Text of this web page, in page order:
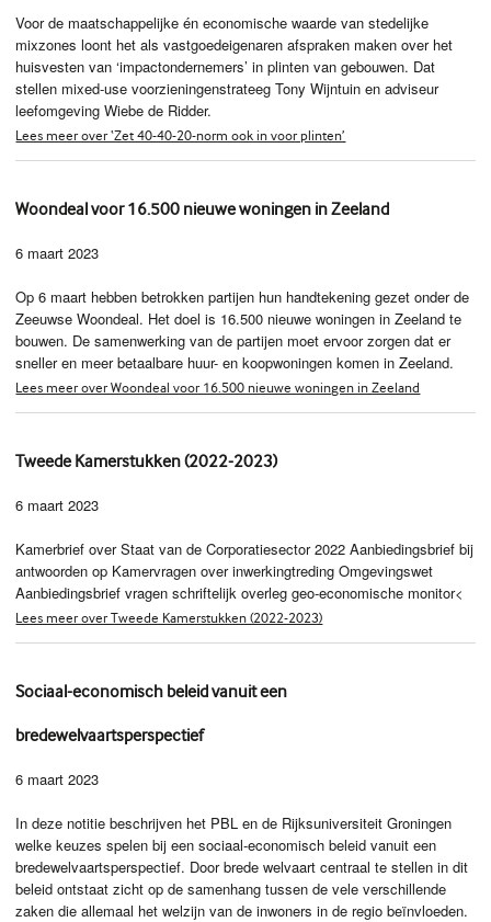
Voor de maatschappelijke én economische waarde van stedelijke
mixzones loont het als vastgoedeigenaren afspraken maken over het
huisvesten van ‘impactondernemers’ in plinten van gebouwen. Dat
stellen mixed-use voorzieningenstrateeg Tony Wijntuin en adviseur
leefomgeving Wiebe de Ridder.
Lees meer over ‘Zet 40-40-20-norm ook in voor plinten’
Woondeal voor 16.500 nieuwe woningen in Zeeland
6 maart 2023
Op 6 maart hebben betrokken partijen hun handtekening gezet onder de
Zeeuwse Woondeal. Het doel is 16.500 nieuwe woningen in Zeeland te
bouwen. De samenwerking van de partijen moet ervoor zorgen dat er
sneller en meer betaalbare huur- en koopwoningen komen in Zeeland.
Lees meer over Woondeal voor 16.500 nieuwe woningen in Zeeland
Tweede Kamerstukken (2022-2023)
6 maart 2023
Kamerbrief over Staat van de Corporatiesector 2022 Aanbiedingsbrief bij
antwoorden op Kamervragen over inwerkingtreding Omgevingswet
Aanbiedingsbrief vragen schriftelijk overleg geo-economische monitor<
Lees meer over Tweede Kamerstukken (2022-2023)
Sociaal-economisch beleid vanuit een
bredewelvaartsperspectief
6 maart 2023
In deze notitie beschrijven het PBL en de Rijksuniversiteit Groningen
welke keuzes spelen bij een sociaal-economisch beleid vanuit een
bredewelvaartsperspectief. Door brede welvaart centraal te stellen in dit
beleid ontstaat zicht op de samenhang tussen de vele verschillende
zaken die allemaal het welzijn van de inwoners in de regio beïnvloeden.